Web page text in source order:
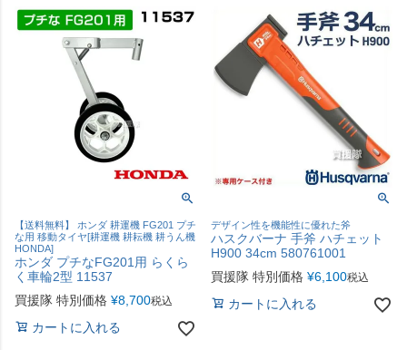
【送料無料】 ホンダ 耕運機 FG201 プチ
な用 移動タイヤ[耕運機 耕耘機 耕うん機
HONDA]
ホンダ プチなFG201用 らくら
く車輪2型 11537
買援隊 特別価格 ¥8,700税込
カートに入れる
デザイン性を機能性に優れた斧
ハスクバーナ 手斧 ハチェット
H900 34cm 580761001
買援隊 特別価格 ¥6,100税込
カートに入れる